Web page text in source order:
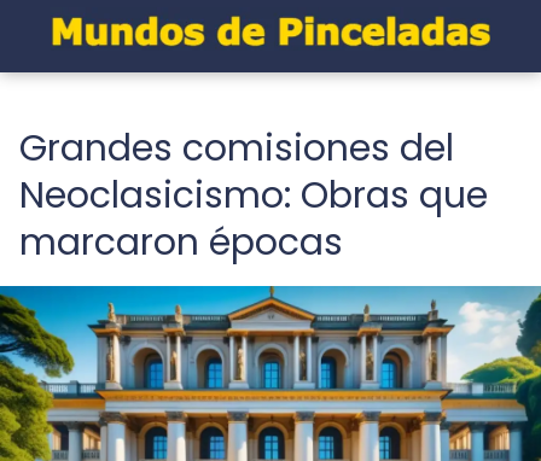
Grandes comisiones del
Neoclasicismo: Obras que
marcaron épocas